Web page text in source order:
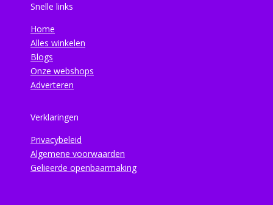
Snelle links
Home
Alles winkelen
Blogs
Onze webshops
Adverteren
Verklaringen
Privacybeleid
Algemene voorwaarden
Gelieerde openbaarmaking